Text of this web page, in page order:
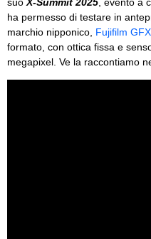
ha permesso di testare in
marchio nipponico, Fujifilm
formato, con ottica fissa e
megapixel. Ve la raccontiamo